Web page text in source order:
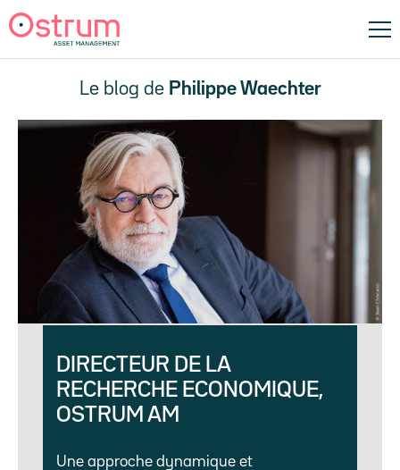
Le blog de Philippe Waechter
DIRECTEUR DE LA
RECHERCHE ECONOMIQUE,
OSTRUM AM
Une approche dynamique et